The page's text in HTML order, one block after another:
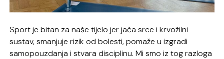
Sport je bitan za naše tijelo jer jača srce i krvožilni
sustav, smanjuje rizik od bolesti, pomaže u izgradi
samopouzdanja i stvara disciplinu. Mi smo iz tog razloga